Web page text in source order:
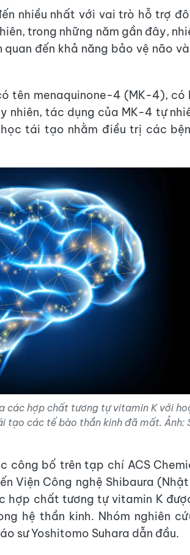
nhiều nhất với vai trò hỗ trợ
trong những năm gần đây,
đến khả năng bảo vệ não
tên menaquinone-4 (MK-4), có
nhiên, tác dụng của MK-4 tự
tái tạo nhằm điều trị các
các hợp chất tương tự vitamin K với
tạo các tế bào thần kinh đã mất. Ảnh:
công bố trên tạp chí ACS
Viện Công nghệ Shibaura
hợp chất tương tự vitamin K
hệ thần kinh. Nhóm nghiên
sư Yoshitomo Suhara dẫn đầu.